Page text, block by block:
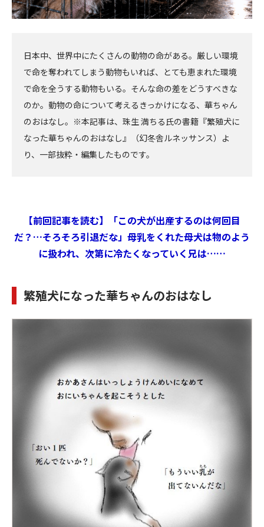
日本中、世界中にたくさんの動物の命がある。厳しい環境
で命を奪われてしまう動物もいれば、とても恵まれた環境
で命を全うする動物もいる。そんな命の差をどうすべきな
のか。動物の命について考えるきっかけになる、華ちゃん
のおはなし。※本記事は、珠生 満ちる氏の書籍『繁殖犬に
なった華ちゃんのおはなし』（幻冬舎ルネッサンス）よ
り、一部抜粋・編集したものです。
【前回記事を読む】「この犬が出産するのは何回目
だ？…そろそろ引退だな」母乳をくれた母犬は物のよう
に扱われ、次第に冷たくなっていく兄は……
繁殖犬になった華ちゃんのおはなし